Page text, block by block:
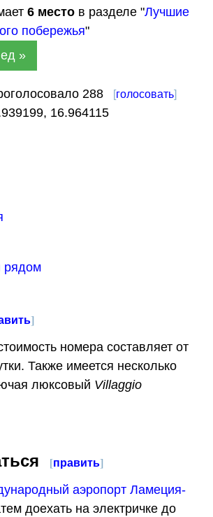
6 место в разделе "Лучшие
побережья"
»
288 [голосовать]
, 16.964115
рядом
]
номера составляет от
Также имеется несколько
люксовый Villaggio
[править]
аэропорт Ламеция-
доехать на электричке до